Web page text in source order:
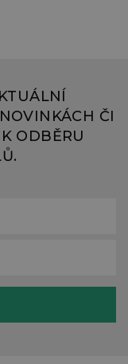
ČI
ODBĚRU